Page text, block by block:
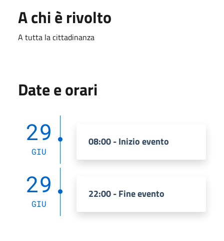
A chi è rivolto
A tutta la cittadinanza
Date e orari
29
GIU
08:00 - Inizio evento
29
GIU
22:00 - Fine evento